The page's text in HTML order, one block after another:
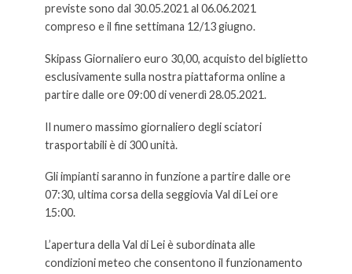
previste sono dal 30.05.2021 al 06.06.2021
compreso e il fine settimana 12/13 giugno.
Skipass Giornaliero euro 30,00, acquisto del biglietto
esclusivamente sulla nostra piattaforma online a
partire dalle ore 09:00 di venerdì 28.05.2021.
Il numero massimo giornaliero degli sciatori
trasportabili è di 300 unità.
Gli impianti saranno in funzione a partire dalle ore
07:30, ultima corsa della seggiovia Val di Lei ore
15:00.
L’apertura della Val di Lei è subordinata alle
condizioni meteo che consentono il funzionamento